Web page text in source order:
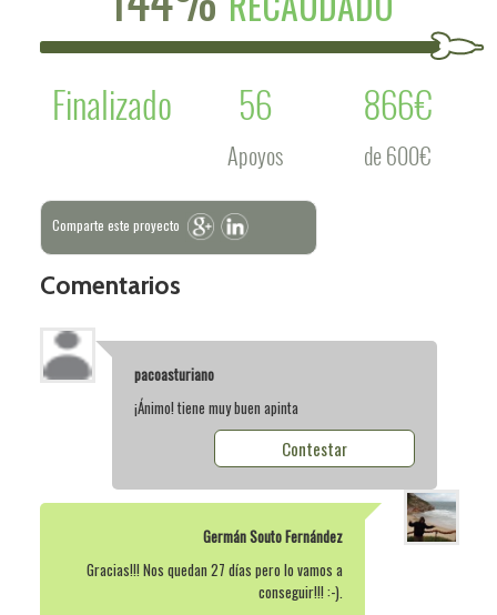
Finalizado
56
Apoyos
866€
de 600€
Comparte este proyecto
Comentarios
pacoasturiano
¡Ánimo! tiene muy buen apinta
Contestar
Germán Souto Fernández
Gracias!!! Nos quedan 27 días pero lo vamos a
conseguir!!! :-).